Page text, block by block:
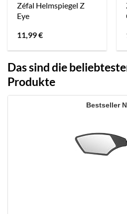
Zéfal Helmspiegel Z
Eye
11,99€
Das sind die
Produkte